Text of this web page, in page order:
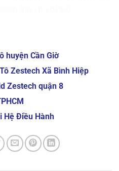
huyện Cần Giờ
Zestech Xã Bình Hiệp
Zestech quận 8
Hệ Điều Hành